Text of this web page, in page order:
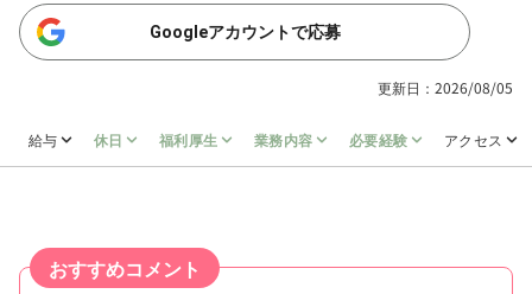
Googleアカウントで応募
更新日：2026/08/05
給与 休日 福利厚生 業務内容 必要経験 アクセス
おすすめコメント